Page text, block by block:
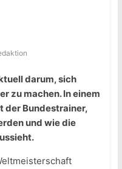
darum, sich
zu machen. In einem
der Bundestrainer,
und wie die